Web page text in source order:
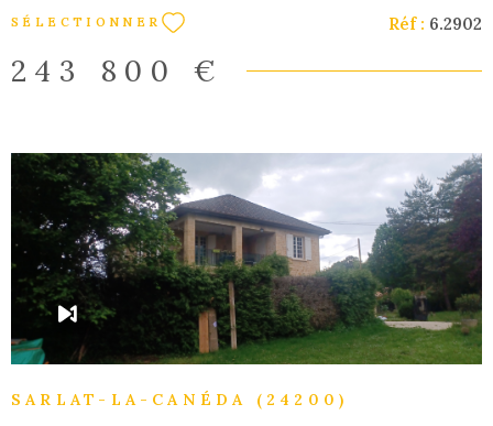
N'hésitez pas à nous contacter pour avoir plus
SÉLECTIONNER Réf : 6.2902
243 800 €
SARLAT-LA-CANÉDA (24200)
VOIR LE BIEN